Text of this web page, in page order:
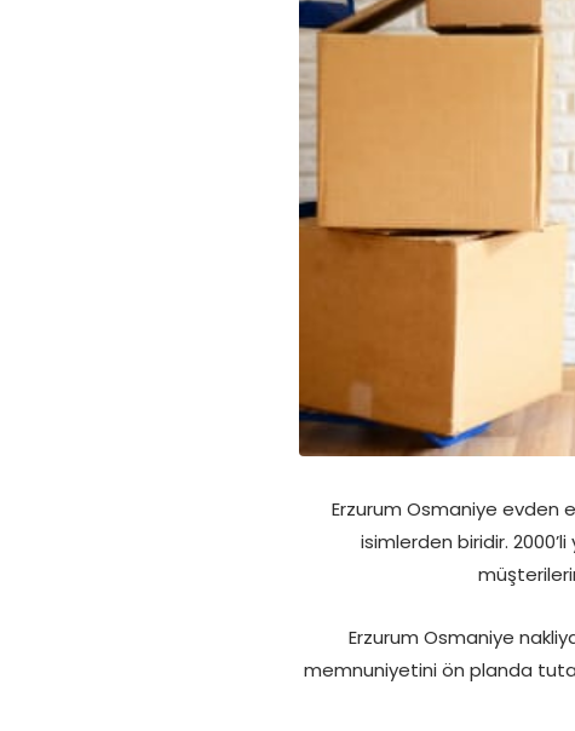
Erzurum Osmaniye evden
isimlerden biridir. 2000’li
Erzurum Osmaniye
memnuniyetini ön planda